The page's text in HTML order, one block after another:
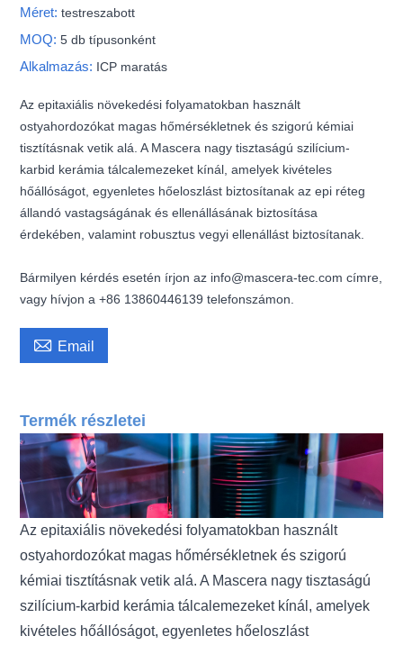
Méret:testreszabott
MOQ:5 db típusonként
Alkalmazás: ICP maratás
Az epitaxiális növekedési folyamatokban használt
ostyahordozókat magas hőmérsékletnek és szigorú kémiai
tisztításnak vetik alá. A Mascera nagy tisztaságú szilícium-
karbid kerámia tálcalemezeket kínál, amelyek kivételes
hőállóságot, egyenletes hőeloszlást biztosítanak az epi réteg
állandó vastagságának és ellenállásának biztosítása
érdekében, valamint robusztus vegyi ellenállást biztosítanak.
Bármilyen kérdés esetén írjon az info@mascera-tec.com címre,
vagy hívjon a +86 13860446139 telefonszámon.
 Email
Termék részletei
Az epitaxiális növekedési folyamatokban használt
ostyahordozókat magas hőmérsékletnek és szigorú
kémiai tisztításnak vetik alá. A Mascera nagy tisztaságú
szilícium-karbid kerámia tálcalemezeket kínál, amelyek
kivételes hőállóságot, egyenletes hőeloszlást